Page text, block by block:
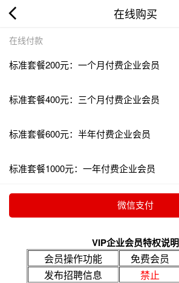
在线购买
在线付款
标准套餐200元：一个月付费企业会员
标准套餐400元：三个月付费企业会员
标准套餐600元：半年付费企业会员
标准套餐1000元：一年付费企业会员
VIP企业会员特权说明
会员操作功能 免费会员
发布招聘信息
禁止